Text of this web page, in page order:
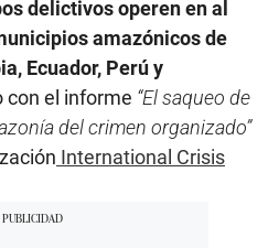
delictivos operen en al
amazónicos de
Ecuador, Perú y
con el informe “El saqueo de
del crimen organizado”
International Crisis